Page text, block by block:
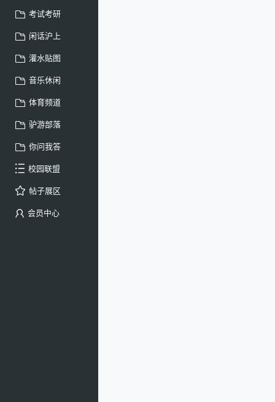
考试考研
闲话沪上
灌水贴图
音乐休闲
体育频道
驴游部落
你问我答
校园联盟
帖子展区
会员中心